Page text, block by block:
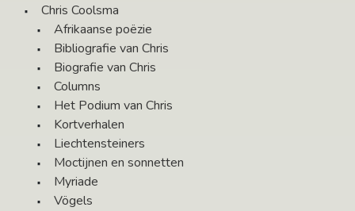
Chris Coolsma
Afrikaanse poëzie
Bibliografie van Chris
Biografie van Chris
Columns
Het Podium van Chris
Kortverhalen
Liechtensteiners
Moctijnen en sonnetten
Myriade
Vögels